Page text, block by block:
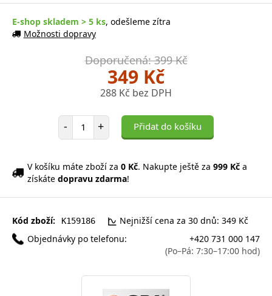
E-shop skladem > 5 ks, odešleme zítra
Možnosti dopravy
Doporučená: 399 Kč
349 Kč
288 Kč bez DPH
- Počet položek
+ Přidat do košíku
V košíku máte zboží za 0 Kč. Nakupte ještě za 999 Kč a
získáte dopravu zdarma!
Kód zboží: K159186
Nejnižší cena za 30 dnů: 349 Kč
Objednávky po telefonu:
+420 731 000 147
(Po–Pá: 7:30–17:00 hod)